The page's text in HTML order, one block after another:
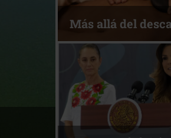
Más allá del